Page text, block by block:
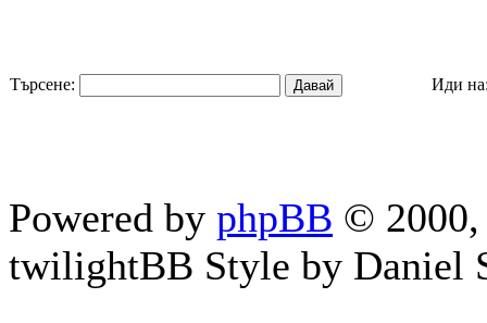
Търсене: Иди
Powered by phpBB © 2000,
twilightBB Style by Daniel